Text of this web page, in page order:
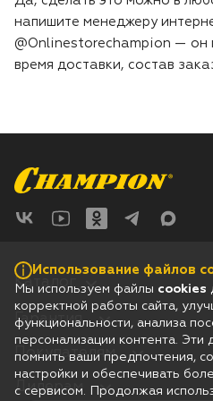
напишите менеджеру
@Onlinestorechampion — он
время доставки, состав
Гарантия
Покупателям
Дилерам
Каталог
Использование файлов
Мы используем файлы cookies
корректной работы сайта,
функциональности, анализа
персонализации контента.
помнить ваши предпочтения,
настройки и обеспечивать
с сервисом. Продолжая